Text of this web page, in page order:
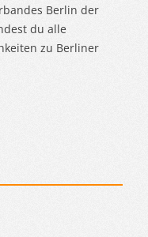
Berlin der
du alle
zu Berliner